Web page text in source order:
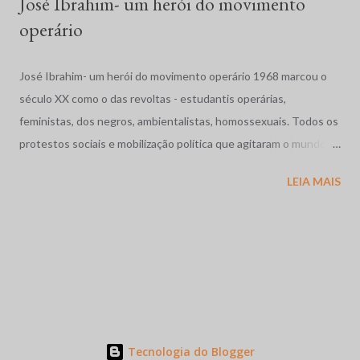
operário
José Ibrahim- um herói do movimento operário 1968 marcou o
século XX como o das revoltas - estudantis operárias,
feministas, dos negros, ambientalistas, homossexuais. Todos os
protestos sociais e mobilização política que agitaram o mundo
massacre dos estudantes na México, a guerra no Vietnã se
suas origens e raízes abalizadas pela particularidade brasileira,
LEIA MAIS
Tecnologia do Blogger